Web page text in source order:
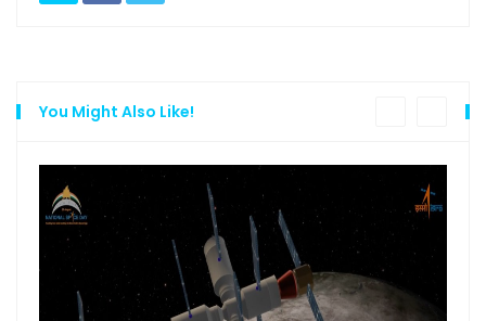
You Might Also Like!